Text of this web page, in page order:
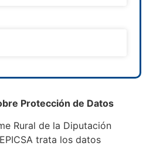
Protección de Datos
Rural de la Diputación
trata los datos